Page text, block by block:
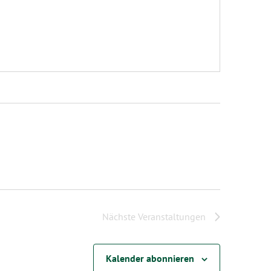
Nächste Veranstaltungen
Kalender abonnieren